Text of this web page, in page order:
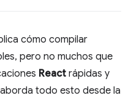
cómo compilar
pero no muchos que
React rápidas y
todo esto desde la